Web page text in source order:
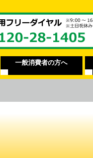
一般消費者の方へ